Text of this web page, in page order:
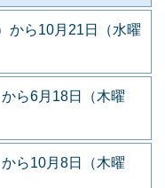
から10月21日（水曜
ら6月18日（木曜
ら10月8日（木曜